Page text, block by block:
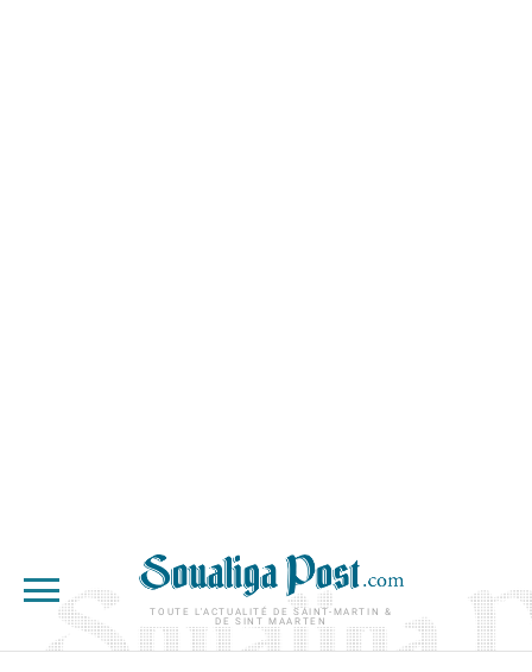
TOUTE L'ACTUALITÉ DE SAINT-MARTIN &
DE SINT MAARTEN